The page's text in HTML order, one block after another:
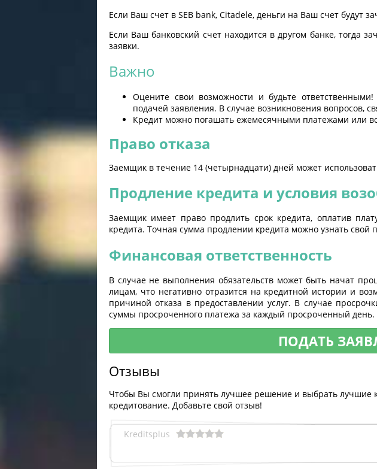
Если Ваш счет в SEB bank, Citadele, деньги на Ваш счет будут
Если Ваш банковский счет находится в другом банке, тогда
заявки.
Важно
Оцените свои возможности и будьте
подачей заявления. В случае возникновения вопросов,
Кредит можно погашать ежемесячными платежами или
Право отказа
Заемщик в течение 14 (четырнадцати) дней может
Продление кредита и условия
Заемщик имеет право продлить срок кредита, оплатив
кредита. Точная сумма продлении кредита можно узнать
Финансовая ответственность
В случае не выполнения обязательств может быть начат
лицам, что негативно отразится на кредитной истории и
причиной отказа в предоставлении услуг. В случае
суммы просроченного платежа за каждый просроченный день.
ПОДАТЬ
Отзывы
Чтобы Вы смогли принять лучшее решение и выбрать лучшие
кредитование. Добавьте свой отзыв!
Kreditsplus